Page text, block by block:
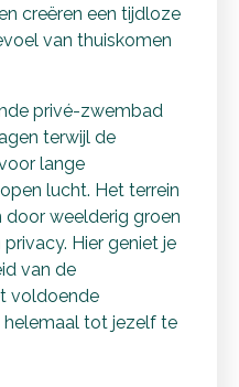
creëren een tijdloze
van thuiskomen
privé-zwembad
terwijl de
lange
lucht. Het terrein
door weelderig groen
Hier geniet je
van de
voldoende
helemaal tot jezelf te